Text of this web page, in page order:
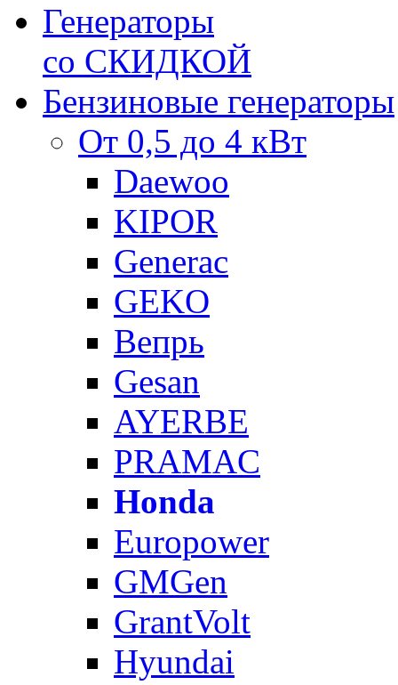
Генераторы
со СКИДКОЙ
Бензиновые генераторы
От 0,5 до 4 кВт
Daewoo
KIPOR
Generac
GEKO
Вепрь
Gesan
AYERBE
PRAMAC
Honda
Europower
GMGen
GrantVolt
Hyundai